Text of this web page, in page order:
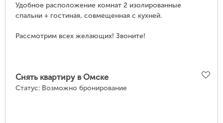
Удобное расположение комнат 2 изолированные
спальни + гостиная, совмещенная с кухней.
Рассмотрим всех желающих! Звоните!
Снять квартиру в Омске
Статус: Возможно бронирование